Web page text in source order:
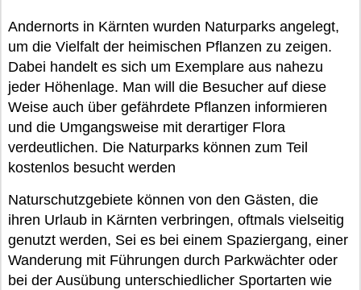
Andernorts in Kärnten wurden Naturparks angelegt,
um die Vielfalt der heimischen Pflanzen zu zeigen.
Dabei handelt es sich um Exemplare aus nahezu
jeder Höhenlage. Man will die Besucher auf diese
Weise auch über gefährdete Pflanzen informieren
und die Umgangsweise mit derartiger Flora
verdeutlichen. Die Naturparks können zum Teil
kostenlos besucht werden
Naturschutzgebiete können von den Gästen, die
ihren Urlaub in Kärnten verbringen, oftmals vielseitig
genutzt werden, Sei es bei einem Spaziergang, einer
Wanderung mit Führungen durch Parkwächter oder
bei der Ausübung unterschiedlicher Sportarten wie